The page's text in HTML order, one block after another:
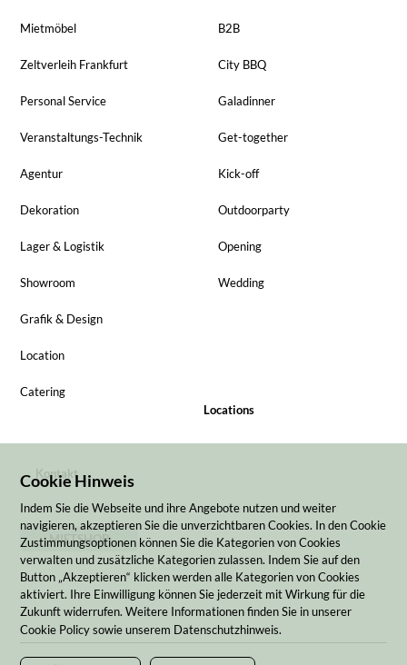
Mietmöbel
Zeltverleih Frankfurt
Personal Service
Veranstaltungs-Technik
Agentur
Dekoration
Lager & Logistik
Showroom
Grafik & Design
Location
Catering
B2B
City BBQ
Galadinner
Get-together
Kick-off
Outdoorparty
Opening
Wedding
Locations
Kontakt
MIETSHOP
Cookie Hinweis
Indem Sie die Webseite und ihre Angebote nutzen und weiter
navigieren, akzeptieren Sie die unverzichtbaren Cookies. In den Cookie
Zustimmungsoptionen können Sie die Kategorien von Cookies
verwalten und zusätzliche Kategorien zulassen. Indem Sie auf den
Button „Akzeptieren“ klicken werden alle Kategorien von Cookies
aktiviert. Ihre Einwilligung können Sie jederzeit mit Wirkung für die
Zukunft widerrufen. Weitere Informationen finden Sie in unserer
Cookie Policy sowie unserem Datenschutzhinweis.